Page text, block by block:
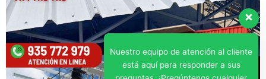
Nuestro equipo de atención al cliente
está aquí para responder a sus